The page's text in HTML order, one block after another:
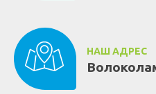
НАШ АДРЕС